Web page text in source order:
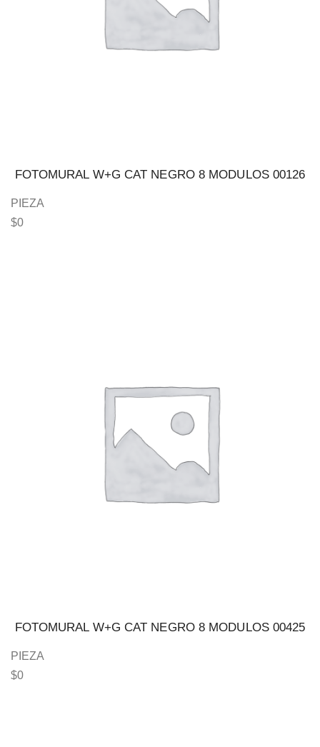
FOTOMURAL W+G CAT NEGRO 8 MODULOS 00126
PIEZA
$0
FOTOMURAL W+G CAT NEGRO 8 MODULOS 00425
PIEZA
$0